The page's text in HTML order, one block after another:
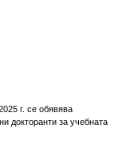
г. се обявява
докторанти за учебната